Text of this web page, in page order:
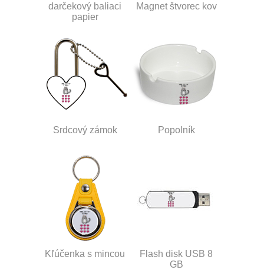
darčekový baliaci
papier
Magnet štvorec kov
Srdcový zámok Popolník
Kľúčenka s mincou
Flash disk USB 8
GB